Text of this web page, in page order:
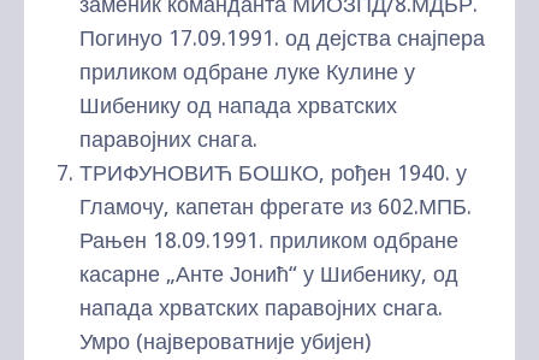
Погинуо 17.09.1991. од дејства снајпера
приликом одбране луке Кулине у
Шибенику од напада хрватских
паравојних снага.
ТРИФУНОВИЋ БОШКО, рођен 1940. у
Гламочу, капетан фрегате из 602.МПБ.
Рањен 18.09.1991. приликом одбране
касарне „Анте Јонић“ у Шибенику, од
напада хрватских паравојних снага.
Умро (највероватније убијен)